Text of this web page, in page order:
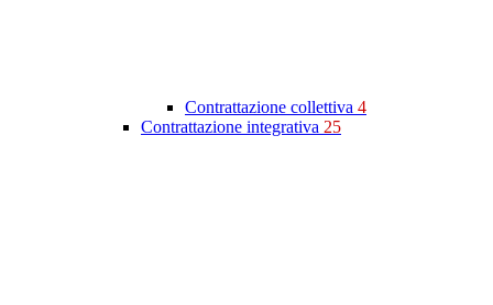
Contrattazione collettiva 4
Contrattazione integrativa 25